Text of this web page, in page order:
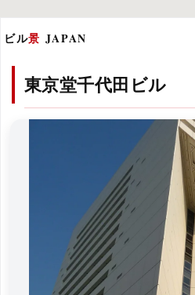
ビル景 JAPAN
東京堂千代田ビル